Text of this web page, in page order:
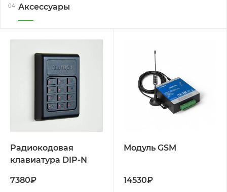
04 Аксессуары
Радиокодовая
клавиатура DIP-N
7380₽
Модуль GSM
14530₽